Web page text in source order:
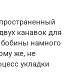
канавок для
намного
же, не
укладки